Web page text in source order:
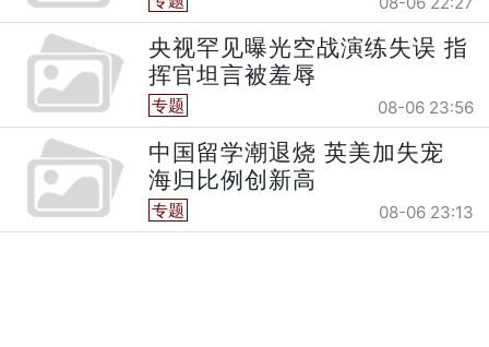
央视罕见曝光空战演练失误 指
挥官坦言被羞辱
专题 08-06 23:56
中国留学潮退烧 英美加失宠
海归比例创新高
专题 08-06 23:13